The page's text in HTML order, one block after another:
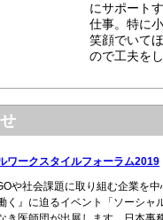
にサポート
仕事。特に
笑顔でいて
ので工夫を
ワークスタイルフォーラム2019
や社会課題に取り組む企業を
く』に迫るイベント「ソーシャ